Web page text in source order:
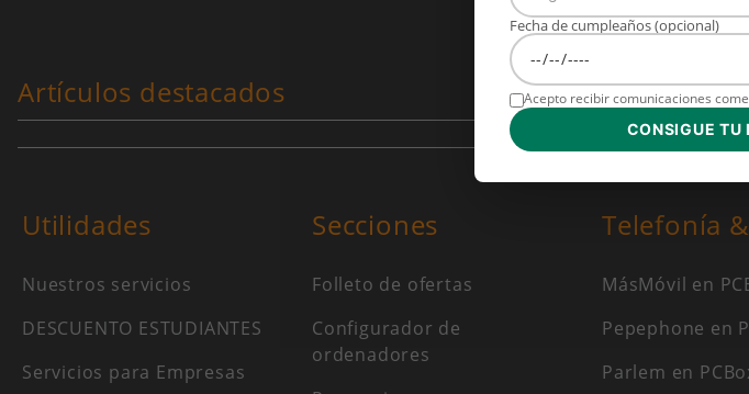
Fecha de cumpleaños (opcional)
Acepto recibir comunicaciones
CONSIGUE TU
Artículos destacados
Utilidades
Nuestros servicios
DESCUENTO ESTUDIANTES
Servicios para Empresas
Secciones
Folleto de ofertas
Configurador de
ordenadores
Telefonía
MásMóvil en
Pepephone en
Parlem en